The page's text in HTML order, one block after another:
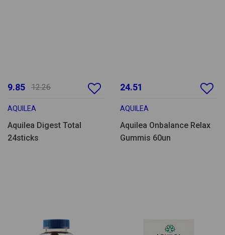
9.85 12.26
AQUILEA
Aquilea Digest Total
24sticks
24.51
AQUILEA
Aquilea Onbalance Relax
Gummis 60un